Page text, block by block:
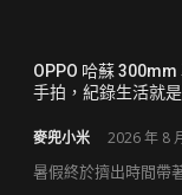
OPPO 哈蘇
手拍，紀錄生活就
麥兜小米 2026 年 8
暑假終於擠出時間帶